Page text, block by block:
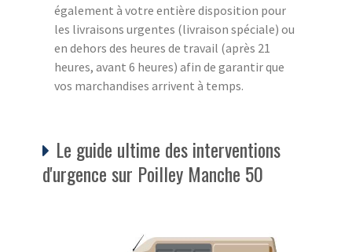
également à votre entière disposition pour
les livraisons urgentes (livraison spéciale) ou
en dehors des heures de travail (après 21
heures, avant 6 heures) afin de garantir que
vos marchandises arrivent à temps.
Le guide ultime des interventions
d'urgence sur Poilley Manche 50